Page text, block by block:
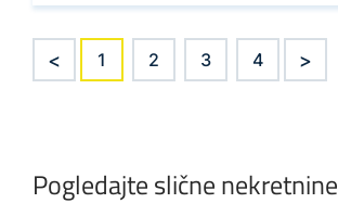
< 1 2 3 4 >
Pogledajte slične nekretnine